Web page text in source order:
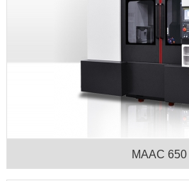
MAAC 650